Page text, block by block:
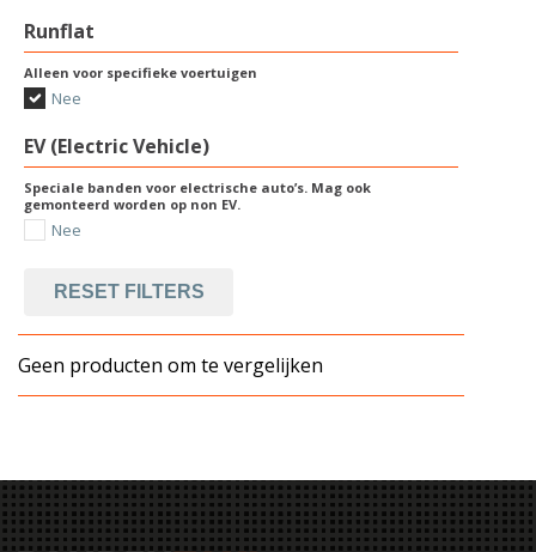
Runflat
Alleen voor specifieke voertuigen
Nee
EV (Electric Vehicle)
Speciale banden voor electrische auto’s. Mag ook
gemonteerd worden op non EV.
Nee
RESET FILTERS
Geen producten om te vergelijken